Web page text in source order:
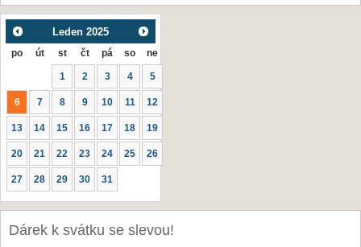
Leden 2025
po út st čt pá so ne
1 2 3 4 5
6 7 8 9 10 11 12
13 14 15 16 17 18 19
20 21 22 23 24 25 26
27 28 29 30 31
Dárek k svátku se slevou!